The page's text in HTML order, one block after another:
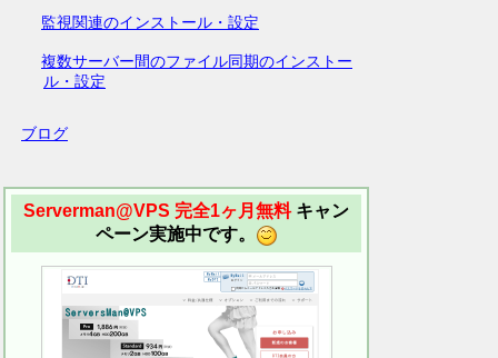
監視関連のインストール・設定
複数サーバー間のファイル同期のインストー
ル・設定
ブログ
Serverman@VPS 完全1ヶ月無料キャン
ペーン実施中です。